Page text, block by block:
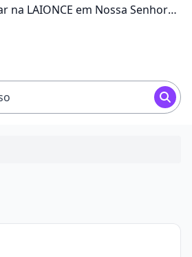
na LAIONCE em Nossa Senhora